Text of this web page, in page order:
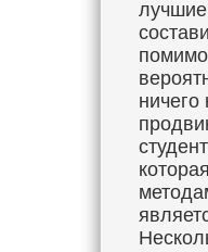
лучшие